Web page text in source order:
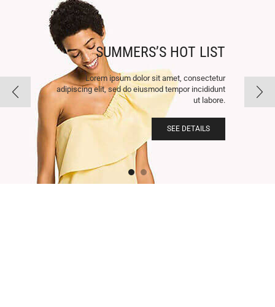
SUMMERS’S HOT LIST
Lorem ipsum dolor sit amet, consectetur
adipiscing elit, sed do eiusmod tempor incididunt
ut labore.
SEE DETAILS